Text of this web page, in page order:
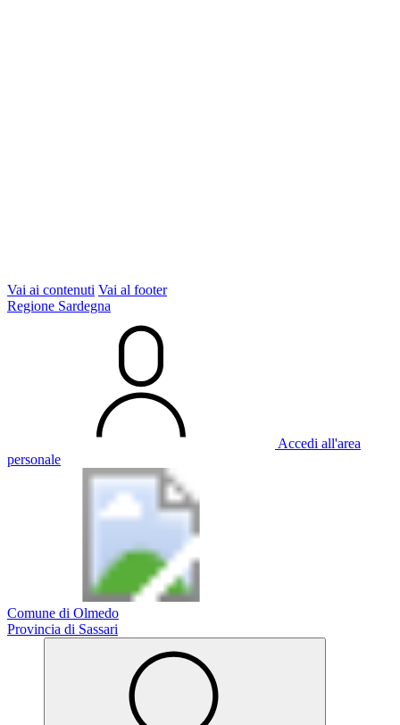
Vai ai contenuti Vai al footer
Regione Sardegna
Accedi all'area
personale
Comune di Olmedo
Provincia di Sassari